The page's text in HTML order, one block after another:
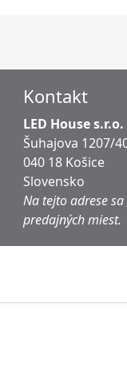
Kontakt
LED House s.r.o.
Šuhajova 1207/
040 18 Košice
Slovensko
Na tejto adrese sa
predajných miest.